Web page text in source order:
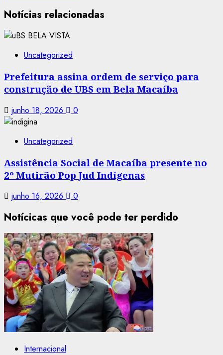
Notícias relacionadas
Uncategorized
Prefeitura assina ordem de serviço para
construção de UBS em Bela Macaíba
junho 18, 2026 0
Uncategorized
Assistência Social de Macaíba presente no
2º Mutirão Pop Jud Indígenas
junho 16, 2026 0
Notícicas que você pode ter perdido
Internacional